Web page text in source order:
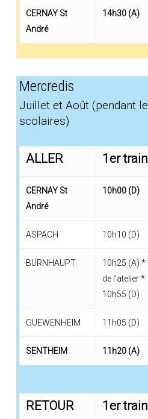
CERNAY St
André
14h30 (A)
Mercredis
Juillet et Août (pendant
scolaires)
ALLER 1er train
CERNAY St
André
10h00 (D)
ASPACH 10h10 (D)
BURNHAUPT
10h25 (A) *
de l'atelier *
10h55 (D)
GUEWENHEIM 11h05 (D)
SENTHEIM 11h20 (A)
RETOUR 1er train